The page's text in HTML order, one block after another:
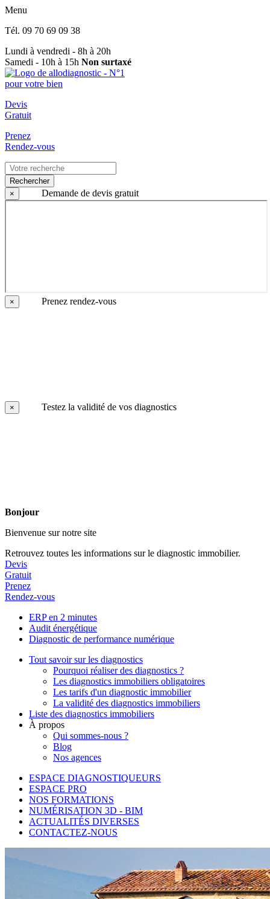
Menu
Tél. 09 70 69 09 38
Lundi à vendredi - 8h à 20h
Samedi - 10h à 15h Non surtaxé
Devis
Gratuit
Prenez
Rendez-vous
Rechercher
×
Demande de devis gratuit
× Prenez rendez-vous
× Testez la validité de vos diagnostics
Bonjour
Bienvenue sur notre site
Retrouvez toutes les informations sur le diagnostic immobilier.
Devis
Gratuit
Prenez
Rendez-vous
ERP en 2 minutes
Audit énergétique
Diagnostic de performance numérique
Tout savoir sur les diagnostics
Pourquoi réaliser des diagnostics ?
Les diagnostics immobiliers obligatoires
Les tarifs d'un diagnostic immobilier
La validité des diagnostics immobiliers
Liste des diagnostics immobiliers
À propos
Qui sommes-nous ?
Blog
Nos agences
ESPACE DIAGNOSTIQUEURS
ESPACE PRO
NOS FORMATIONS
NUMÉRISATION 3D - BIM
ACTUALITÉS DIVERSES
CONTACTEZ-NOUS